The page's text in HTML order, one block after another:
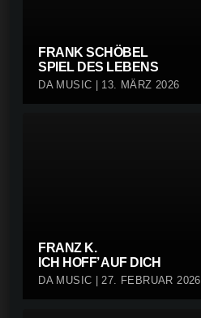
FRANK SCHÖBEL
SPIEL DES LEBENS
DA MUSIC | 13. MÄRZ 2026
FRANZ K.
ICH HOFF’ AUF DICH
DA MUSIC | 27. FEBRUAR 2026